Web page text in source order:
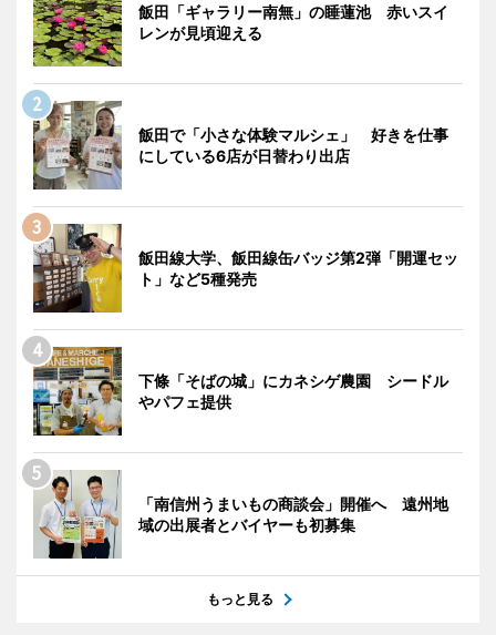
飯田「ギャラリー南無」の睡蓮池 赤いスイ
レンが見頃迎える
飯田で「小さな体験マルシェ」 好きを仕事
にしている6店が日替わり出店
飯田線大学、飯田線缶バッジ第2弾「開運セッ
ト」など5種発売
下條「そばの城」にカネシゲ農園 シードル
やパフェ提供
「南信州うまいもの商談会」開催へ 遠州地
域の出展者とバイヤーも初募集
もっと見る